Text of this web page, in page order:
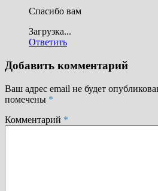
Спасибо вам
Загрузка...
Ответить
Добавить комментарий
Ваш адрес email не будет
помечены *
Комментарий *